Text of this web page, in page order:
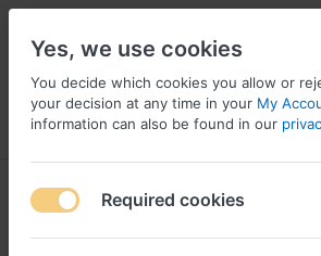
Menu Log in Compare
Yes, we use cookies
You decide which cookies you allow or
your decision at any time in your My
information can also be found in our
Required cookies